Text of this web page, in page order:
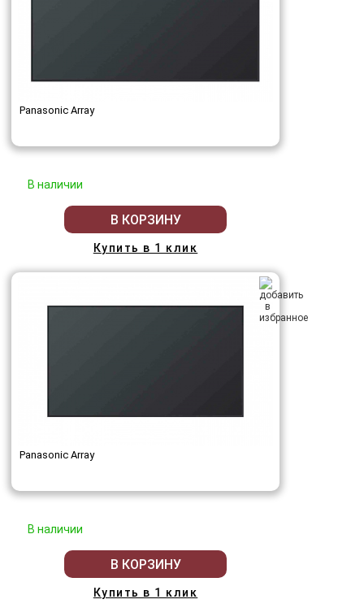
Panasonic Array
В наличии
В КОРЗИНУ
Купить в 1 клик
Panasonic Array
В наличии
В КОРЗИНУ
Купить в 1 клик